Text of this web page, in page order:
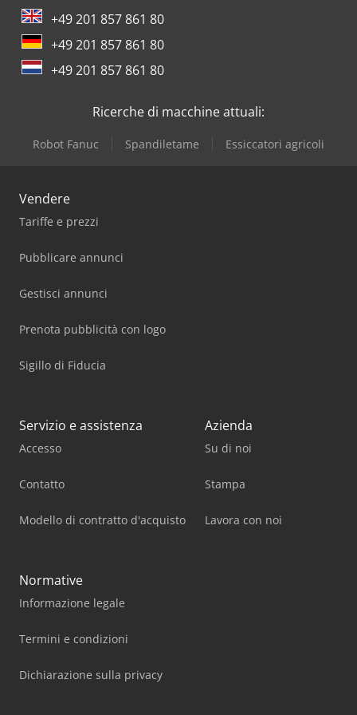
Iveco+49 201 857 861 80
+49 201 857 861 80
+49 201 857 861 80
Ricerche di macchine attuali:
Robot Fanuc Spandiletame Essiccatori agricoli
Vendere
Tariffe e prezzi
Pubblicare annunci
Gestisci annunci
Prenota pubblicità con logo
Sigillo di Fiducia
Servizio e assistenza
Accesso
Contatto
Modello di contratto d'acquisto
Azienda
Su di noi
Stampa
Lavora con noi
Normative
Informazione legale
Termini e condizioni
Dichiarazione sulla privacy